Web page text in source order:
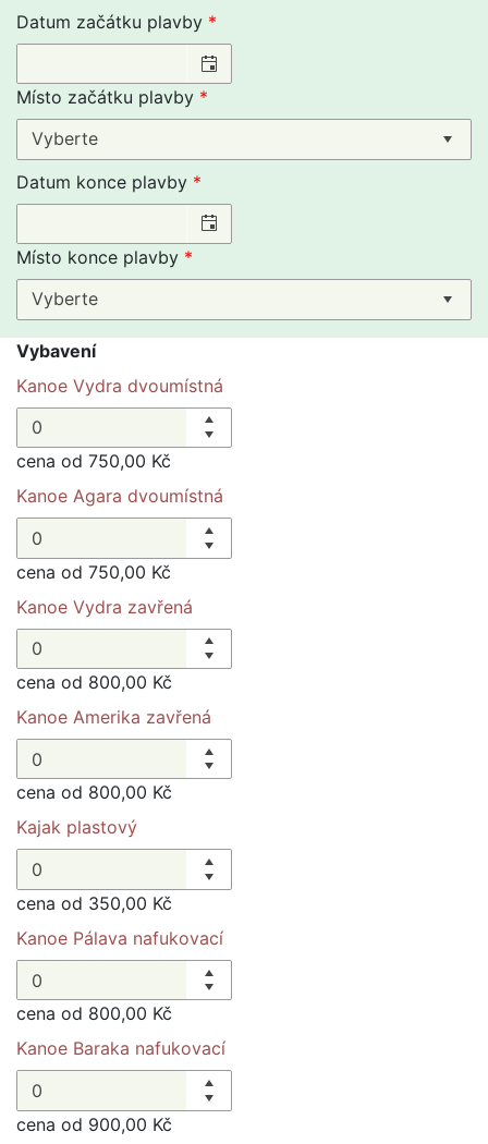
Datum začátku plavby
Místo začátku plavby
Vyberte
Datum konce plavby
Místo konce plavby
Vyberte
Vybavení
Kanoe Vydra dvoumístná
cena od 750,00 Kč
Kanoe Agara dvoumístná
cena od 750,00 Kč
Kanoe Vydra zavřená
cena od 800,00 Kč
Kanoe Amerika zavřená
cena od 800,00 Kč
Kajak plastový
cena od 350,00 Kč
Kanoe Pálava nafukovací
cena od 800,00 Kč
Kanoe Baraka nafukovací
cena od 900,00 Kč